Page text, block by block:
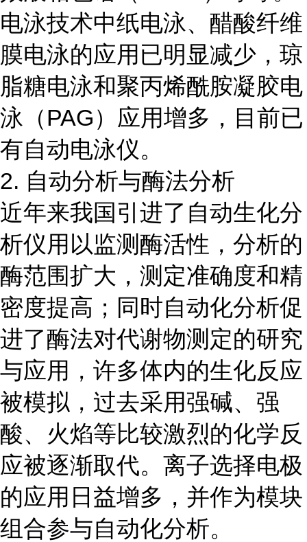
电泳技术中纸电泳、醋酸纤维
膜电泳的应用已明显减少，琼
脂糖电泳和聚丙烯酰胺凝胶电
泳（PAG）应用增多，目前已
有自动电泳仪。
2. 自动分析与酶法分析
近年来我国引进了自动生化分
析仪用以监测酶活性，分析的
酶范围扩大，测定准确度和精
密度提高；同时自动化分析促
进了酶法对代谢物测定的研究
与应用，许多体内的生化反应
被模拟，过去采用强碱、强
酸、火焰等比较激烈的化学反
应被逐渐取代。离子选择电极
的应用日益增多，并作为模块
组合参与自动化分析。